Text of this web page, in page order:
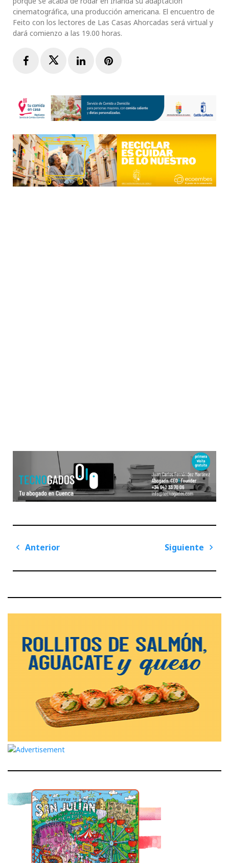
cinematográfica, una producción americana. El encuentro de
Feito con los lectores de Las Casas Ahorcadas será virtual y
dará comienzo a las 19.00 horas.
FacebookTwitterLinkedInPinterest
Navegación
entradas
Anterior
Siguiente